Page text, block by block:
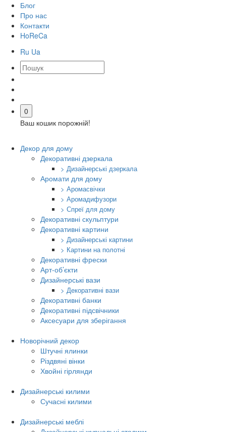
Блог
Про нас
Контакти
HoReCa
Ru Ua
0
Ваш кошик порожній!
Декор для дому
Декоративні дзеркала
> Дизайнерські дзеркала
Аромати для дому
> Аромасвічки
> Аромадифузори
> Спреї для дому
Декоративні скульптури
Декоративні картини
> Дизайнерські картини
> Картини на полотні
Декоративні фрески
Арт-об’єкти
Дизайнерські вази
> Декоративні вази
Декоративні банки
Декоративні підсвічники
Аксесуари для зберігання
Новорічний декор
Штучні ялинки
Різдвяні вінки
Хвойні гірлянди
Дизайнерські килими
Сучасні килими
Дизайнерські меблі